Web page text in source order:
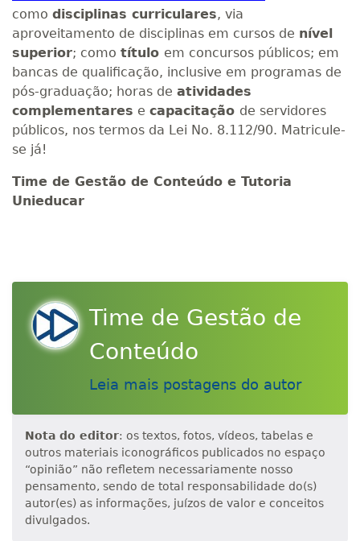
como disciplinas curriculares, via
aproveitamento de disciplinas em cursos de nível
superior; como título em concursos públicos; em
bancas de qualificação, inclusive em programas de
pós-graduação; horas de atividades
complementares e capacitação de servidores
públicos, nos termos da Lei No. 8.112/90. Matricule-
se já!
Time de Gestão de Conteúdo e Tutoria
Unieducar
Time de Gestão de
Conteúdo
Leia mais postagens do autor
Nota do editor: os textos, fotos, vídeos, tabelas e
outros materiais iconográficos publicados no espaço
“opinião” não refletem necessariamente nosso
pensamento, sendo de total responsabilidade do(s)
autor(es) as informações, juízos de valor e conceitos
divulgados.